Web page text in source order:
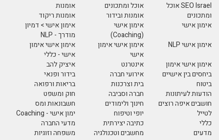
SEO Israel אוכל
ומתכונים
אוכל ומתכונים
אומנות
אומנות ובידור
אומנות ריקוד
אימון אישי
אימון אישי
(Coaching)
אימון אישי > דמיון
מודרך - NLP
אימון אישי NLP
אימון אישי אימון
אישי
אימון אישי אימון
אישי - כללי
אימון אישי אימון
ביחסים בין אישיים
אינטרנט
איציק להב
אירועי חברה
בידור ופנאי
ביטוח
בית וצרכנות
בריאות ורפואה
הודעות לעיתונות
חברה וסביבה
חוק ומשפט
חושבים איפה רוצים
לטייל
חינוך ולימודים
חשבונאות ומס
יופי וטיפוח
ימון אישי - Coaching
כללי
כתיבה יצירתית
מדעי החברה
מדעים
מחשבים וטכנולגיה
משפחה וזוגיות